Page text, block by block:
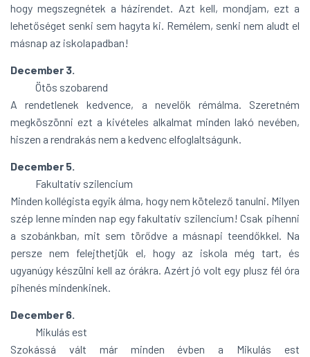
hogy megszegnétek a házirendet. Azt kell, mondjam, ezt a
lehetőséget senki sem hagyta ki. Remélem, senki nem aludt el
másnap az iskolapadban!
December 3.
Ötös szobarend
A rendetlenek kedvence, a nevelők rémálma. Szeretném
megköszönni ezt a kivételes alkalmat minden lakó nevében,
hiszen a rendrakás nem a kedvenc elfoglaltságunk.
December 5.
Fakultatív szilencium
Minden kollégista egyik álma, hogy nem kötelező tanulni. Milyen
szép lenne minden nap egy fakultatív szilencium! Csak pihenni
a szobánkban, mit sem törődve a másnapi teendőkkel. Na
persze nem felejthetjük el, hogy az iskola még tart, és
ugyanúgy készülni kell az órákra. Azért jó volt egy plusz fél óra
pihenés mindenkinek.
December 6.
Mikulás est
Szokássá vált már minden évben a Mikulás est